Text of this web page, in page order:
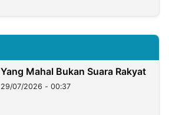
Yang Mahal Bukan Suara Rakyat
29/07/2026 - 00:37